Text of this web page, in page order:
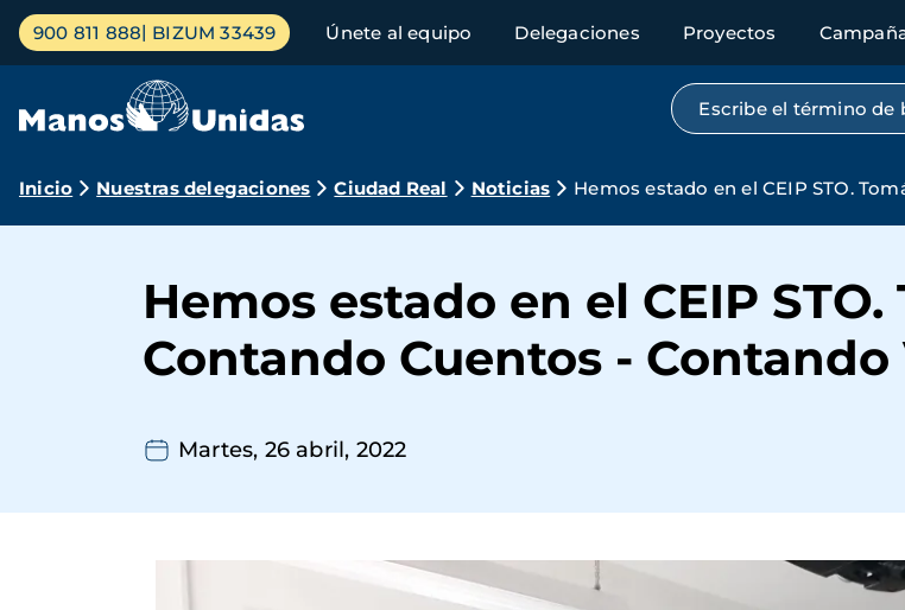
Pasar
contenido
Menú
principal
900 811 888 BIZUM 33439 Únete al equipo Delegaciones Proyectos
Búsqueda por texto
Ruta
navegación
Inicio Nuestras delegaciones Ciudad Real Noticias Hemos estado en el CEIP STO.
Hemos estado en el CEIP
Contando Cuentos - Contando
Martes, 26 abril, 2022